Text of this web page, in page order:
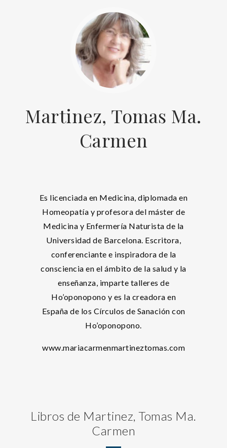
Martinez, Tomas Ma.
Carmen
Es licenciada en Medicina, diplomada en
Homeopatía y profesora del máster de
Medicina y Enfermería Naturista de la
Universidad de Barcelona. Escritora,
conferenciante e inspiradora de la
consciencia en el ámbito de la salud y la
enseñanza, imparte talleres de
Ho’oponopono y es la creadora en
España de los Círculos de Sanación con
Ho’oponopono.
www.mariacarmenmartineztomas.com
Libros de Martinez, Tomas Ma.
Carmen